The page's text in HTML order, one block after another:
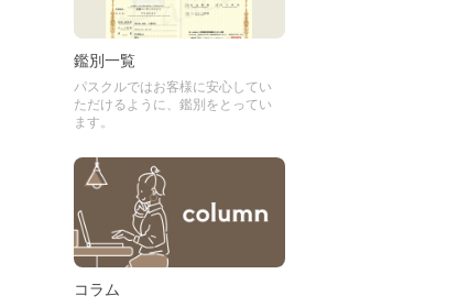
鑑別一覧
パスクルではお客様に安心してい
ただけるように、鑑別をとってい
ます。
コラム